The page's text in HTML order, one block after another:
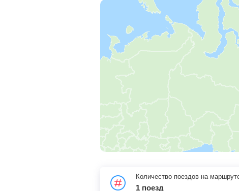
Количество поездов на
1 поезд